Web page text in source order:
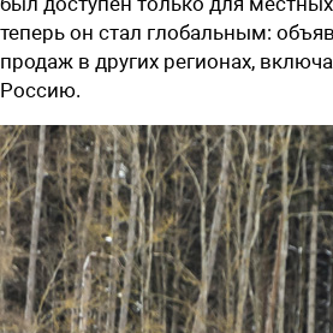
теперь он стал глобальным:
продаж в других регионах,
Россию.